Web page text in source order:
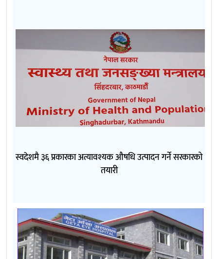
स्वदेशमै ३६ प्रकारका अत्यावश्यक औषधि उत्पादन गर्ने सरकारको
तयारी